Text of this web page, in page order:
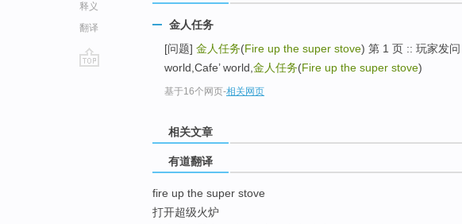
释义
翻译
金人任务
[问题] 金人任务(Fire up the super stove) 第 1 页 :: 玩家发问
world,Cafe’ world, 金人任务(Fire up the super stove)
基于16个网页-相关网页
相关文章
有道翻译
fire up the super stove
打开超级火炉